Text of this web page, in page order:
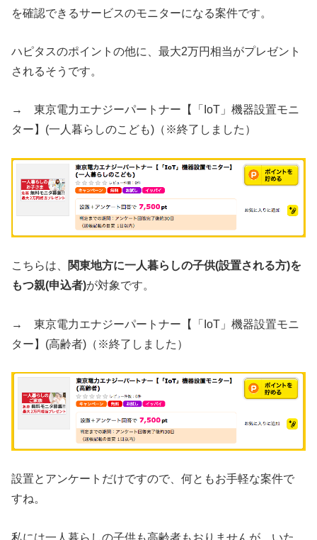
を確認できるサービスのモニターになる案件です。
ハピタスのポイントの他に、最大2万円相当がプレゼント
されるそうです。
→ 東京電力エナジーパートナー【「IoT」機器設置モニ
ター】(一人暮らしのこども)（※終了しました）
こちらは、 関東地方に一人暮らしの子供(設置される方)を
もつ親(申込者)が対象です。
→ 東京電力エナジーパートナー【「IoT」機器設置モニ
ター】(高齢者)（※終了しました）
設置とアンケートだけですので、何ともお手軽な案件で
すね。
私には一人暮らしの子供も高齢者もおりませんが、いた